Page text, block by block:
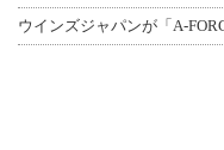
ウインズジャパンが「A-